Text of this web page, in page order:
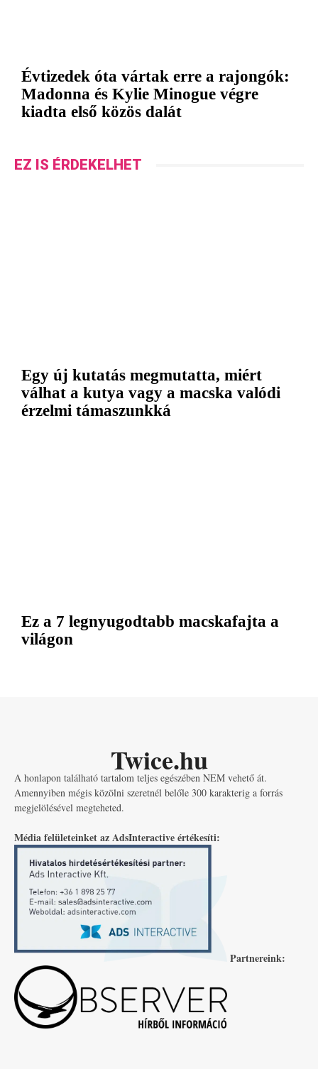
Évtizedek óta vártak erre a rajongók:
Madonna és Kylie Minogue végre
kiadta első közös dalát
EZ IS ÉRDEKELHET
Egy új kutatás megmutatta, miért
válhat a kutya vagy a macska valódi
érzelmi támaszunkká
Ez a 7 legnyugodtabb macskafajta a
világon
Twice.hu
A honlapon található tartalom teljes egészében NEM vehető át.
Amennyiben mégis közölni szeretnél belőle 300 karakterig a forrás
megjelölésével megteheted.
Média felületeinket az AdsInteractive értékesíti:
Partnereink: